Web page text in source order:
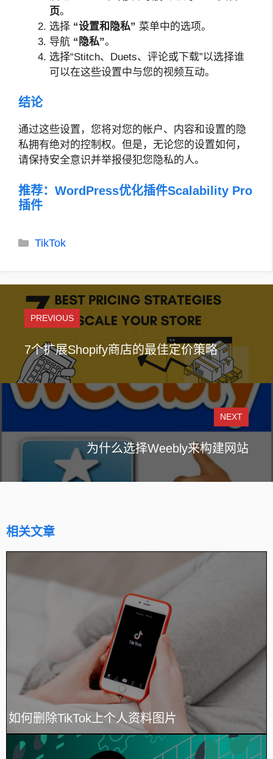
页。
选择 “设置和隐私” 菜单中的选项。
导航 “隐私”。
选择“Stitch、Duets、评论或下载”以选择谁
可以在这些设置中与您的视频互动。
结论
通过这些设置，您将对您的帐户、内容和设置的隐
私拥有绝对的控制权。但是，无论您的设置如何，
请保持安全意识并举报侵犯您隐私的人。
推荐： WordPress优化插件Scalability Pro
插件
分
TikTok
PREVIOUS
7个扩展Shopify商店的最佳定价策略
NEXT
为什么选择Weebly来构建网站
相关文章
如何删除TikTok上个人资料图片